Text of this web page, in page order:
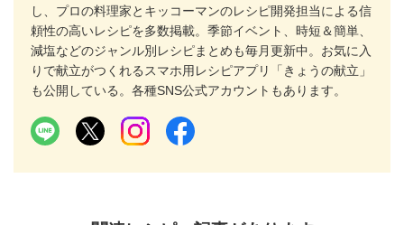
し、プロの料理家とキッコーマンのレシピ開発担当による信
頼性の高いレシピを多数掲載。季節イベント、時短＆簡単、
減塩などのジャンル別レシピまとめも毎月更新中。お気に入
りで献立がつくれるスマホ用レシピアプリ「きょうの献立」
も公開している。各種SNS公式アカウントもあります。